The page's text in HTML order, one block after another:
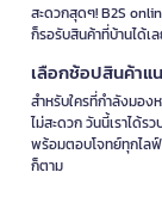
สะดวกสุดๆ! B2S
ก็รอรับสินค้าที่บ้านได้เ
เลือกช้อปสินค้าแ
สำหรับใครที่กำลังมอง
ไม่สะดวก วันนี้เราได้ร
พร้อมตอบโจทย์ทุกไล
ก็ตาม